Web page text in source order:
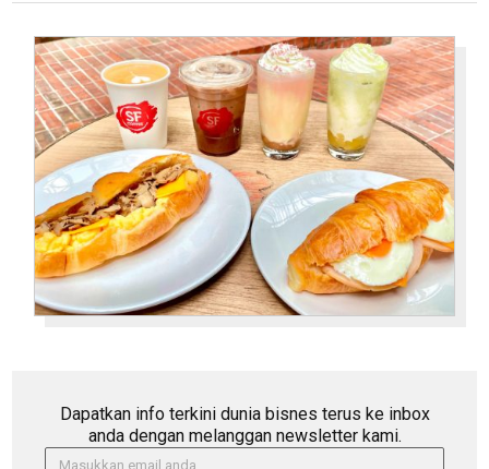
Dapatkan info terkini dunia bisnes terus ke inbox
anda dengan melanggan newsletter kami.